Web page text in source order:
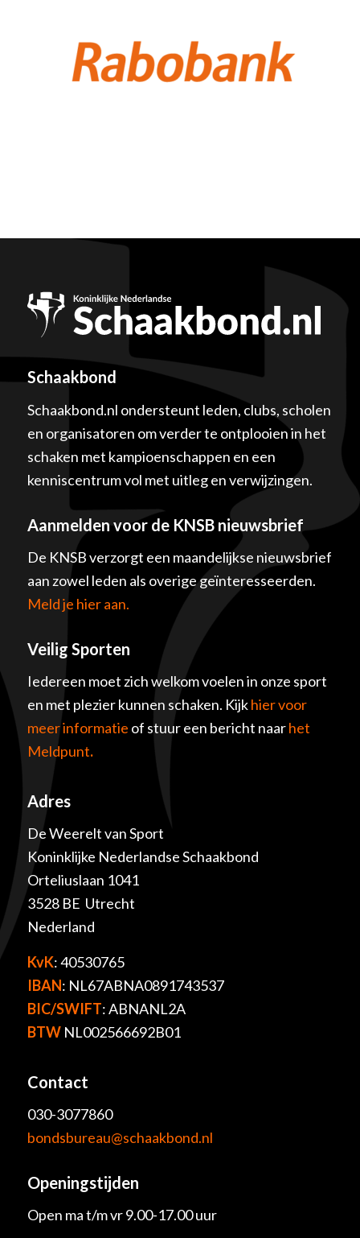
Schaakbond
Schaakbond.nl ondersteunt leden, clubs, scholen
en organisatoren om verder te ontplooien in het
schaken met kampioenschappen en een
kenniscentrum vol met uitleg en verwijzingen.
Aanmelden voor de KNSB nieuwsbrief
De KNSB verzorgt een maandelijkse nieuwsbrief
aan zowel leden als overige geïnteresseerden.
Meld je hier aan.
Veilig Sporten
Iedereen moet zich welkom voelen in onze sport
en met plezier kunnen schaken. Kijkhier voor
meer informatie of stuur een bericht naarhet
Meldpunt.
Adres
De Weerelt van Sport
Koninklijke Nederlandse Schaakbond
Orteliuslaan 1041
3528 BE Utrecht
Nederland
KvK: 40530765
IBAN: NL67ABNA0891743537
BIC/SWIFT: ABNANL2A
BTWNL002566692B01
Contact
030-3077860
bondsbureau@schaakbond.nl
Openingstijden
Open ma t/m vr 9.00-17.00 uur